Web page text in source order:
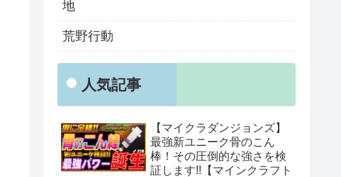
地
荒野行動
人気記事
【マイクラダンジョンズ】
最強新ユニーク骨のこん
棒！その圧倒的な強さを検
証します!!【マインクラフト